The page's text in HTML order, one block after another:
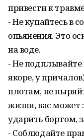
привести к
- Не купайтесь в
опьянения. Это
на воде.
- Не
якоре, у
плотам, не
жизни, вас может
ударить бортом,
- Соблюдайте